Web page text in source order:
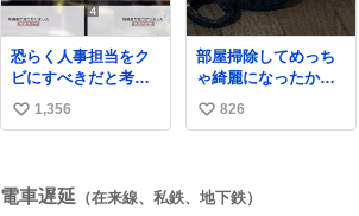
恐らく人事担当をク
ビにすべきだと考え
られるが‥‥‥
い
数
1,356
部屋掃除してめっち
ゃ綺麗になったから
床に足立置いといた
ら家族にまだゴミ残
い
数
826
電車遅延 （在来線、私鉄、地下鉄）